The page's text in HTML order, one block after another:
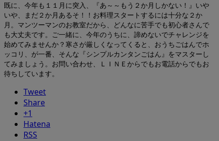
既に、今年も１１月に突入、『あ～～もう２か月しかない！』いや
いや、まだ２か月あるそ！！お料理スタートするには十分な２か
月。マンツーマンのお教室だから、どんなに苦手でも初心者さんで
も大丈夫です。ご一緒に、今年のうちに、諦めないでチャレンジを
始めてみませんか？寒さが厳しくなってくると、おうちごはんでホ
ッコリ、が一番、そんな『シンプルカンタンごはん』をマスターし
てみましょう。お問い合わせ、ＬＩＮＥからでもお電話からでもお
待ちしています。
Tweet
Share
+1
Hatena
RSS